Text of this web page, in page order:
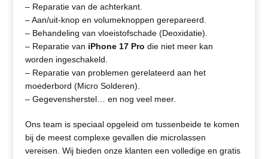
– Reparatie van de achterkant.
– Aan/uit-knop en volumeknoppen gerepareerd.
– Behandeling van vloeistofschade (Deoxidatie).
– Reparatie van iPhone 17 Pro die niet meer kan
worden ingeschakeld.
– Reparatie van problemen gerelateerd aan het
moederbord (Micro Solderen).
– Gegevensherstel… en nog veel meer.
Ons team is speciaal opgeleid om tussenbeide te komen
bij de meest complexe gevallen die microlassen
vereisen. Wij bieden onze klanten een volledige en gratis